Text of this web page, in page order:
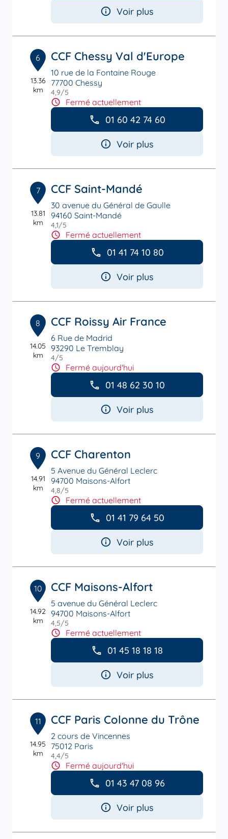
Voir plus
6
13.36
km
CCF Chessy Val d'Europe
10 rue de la Fontaine Rouge
77700 Chessy
4,9/5
Fermé actuellement
01 60 42 74 60
Voir plus
7
13.81
km
CCF Saint-Mandé
30 avenue du Général de Gaulle
94160 Saint-Mandé
4,1/5
Fermé actuellement
01 41 74 10 80
Voir plus
8
14.05
km
CCF Roissy Air France
6 Rue de Madrid
93290 Le Tremblay
4/5
Fermé aujourd'hui
01 48 62 30 10
Voir plus
9
14.91
km
CCF Charenton
5 Avenue du Général Leclerc
94700 Maisons-Alfort
4,8/5
Fermé actuellement
01 41 79 64 50
Voir plus
10
14.92
km
CCF Maisons-Alfort
5 avenue du Général Leclerc
94700 Maisons-Alfort
4,5/5
Fermé actuellement
01 45 18 18 18
Voir plus
11
14.95
km
CCF Paris Colonne du Trône
2 cours de Vincennes
75012 Paris
4,4/5
Fermé aujourd'hui
01 43 47 08 96
Voir plus